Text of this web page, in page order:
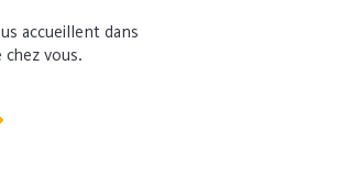
accueillent dans
vous.